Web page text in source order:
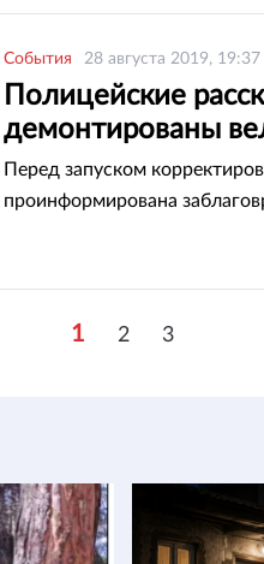
События 28 августа 2019, 19:37
Полицейские
демонтированы
Перед запуском
проинформирована
1 2 3